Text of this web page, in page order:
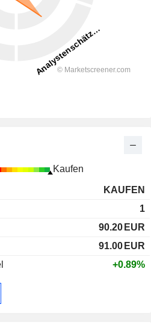
Kaufen
KAUFEN
1
90.20 EUR
91.00 EUR
+0.89%